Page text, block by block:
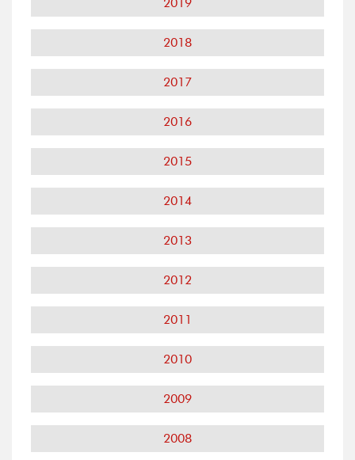
2018
2017
2016
2015
2014
2013
2012
2011
2010
2009
2008